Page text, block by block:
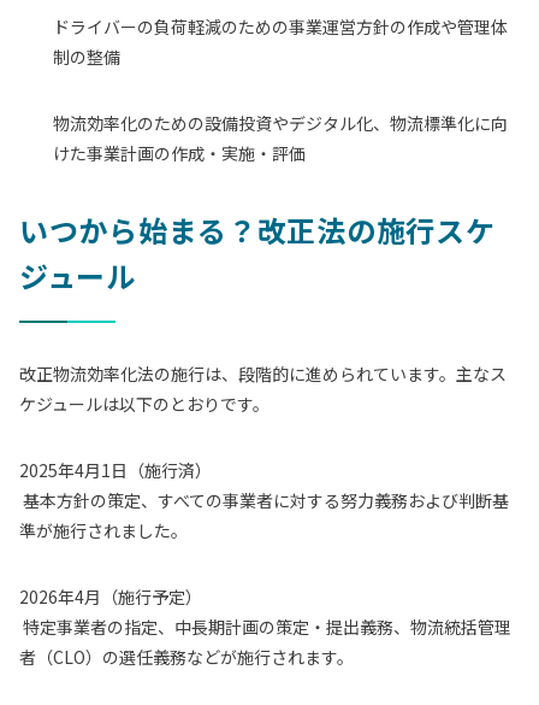
ドライバーの負荷軽減のための事業運営方針の作成や管理体
制の整備
物流効率化のための設備投資やデジタル化、物流標準化に向
けた事業計画の作成・実施・評価
いつから始まる？改正法の施行スケ
ジュール
改正物流効率化法の施行は、段階的に進められています。主なス
ケジュールは以下のとおりです。
2025年4月1日（施行済）
基本方針の策定、すべての事業者に対する努力義務および判断基
準が施行されました。
2026年4月（施行予定）
特定事業者の指定、中長期計画の策定・提出義務、物流統括管理
者（CLO）の選任義務などが施行されます。